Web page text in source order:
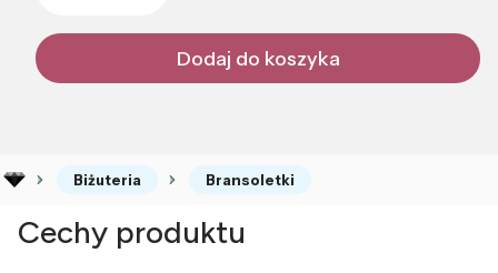
Dodaj do koszyka
Biżuteria Bransoletki
Cechy produktu